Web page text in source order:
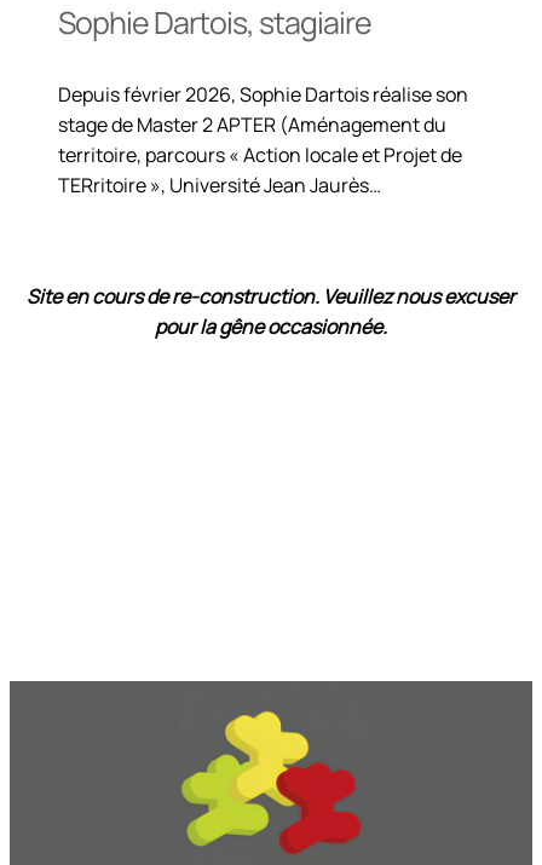
Sophie Dartois, stagiaire
Depuis février 2026, Sophie Dartois réalise son
stage de Master 2 APTER (Aménagement du
territoire, parcours « Action locale et Projet de
TERritoire », Université Jean Jaurès…
Site en cours de re-construction. Veuillez nous excuser
pour la gêne occasionnée.